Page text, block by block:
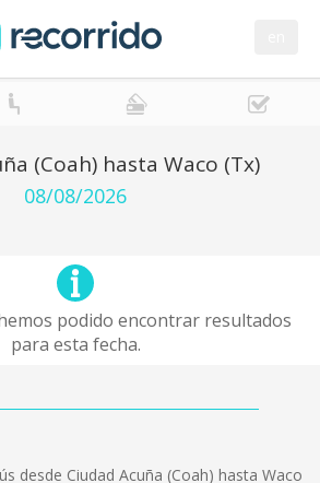
(Coah) hasta Waco (Tx)
08/08/2026
podido encontrar resultados
para esta fecha.
desde Ciudad Acuña (Coah) hasta Waco